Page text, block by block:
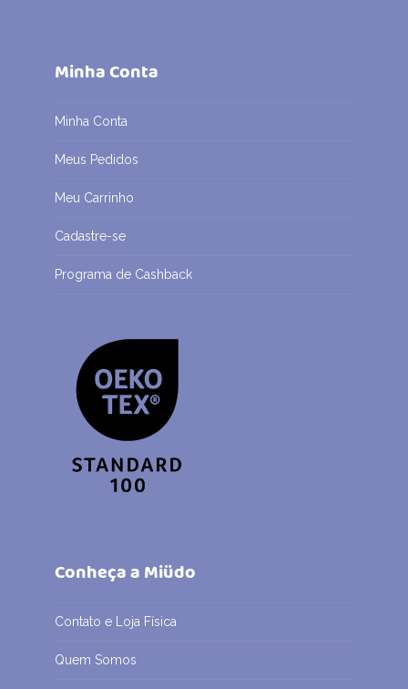
Minha Conta
Minha Conta
Meus Pedidos
Meu Carrinho
Cadastre-se
Programa de Cashback
Conheça a Miüdo
Contato e Loja Física
Quem Somos